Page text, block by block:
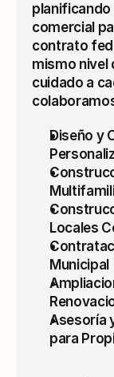
planificando
comercial
contrato
mismo nivel
cuidado a
Diseño y
Locales
Municipal
Asesoría
para